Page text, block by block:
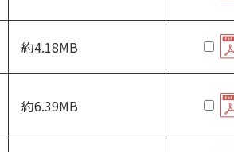
約4.18MB
約6.39MB